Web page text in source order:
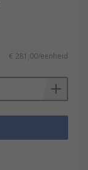
€ 281,00/eenheid